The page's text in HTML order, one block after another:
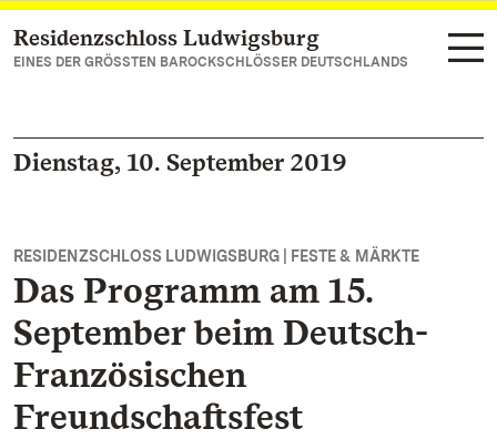
Zum Hauptinhalt springen
Residenzschloss Ludwigsburg
EINES DER GRÖSSTEN BAROCKSCHLÖSSER DEUTSCHLANDS
Dienstag, 10. September 2019
RESIDENZSCHLOSS LUDWIGSBURG | FESTE & MÄRKTE
Das Programm am 15.
September beim Deutsch-
Französischen
Freundschaftsfest